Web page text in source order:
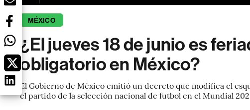
MÉXICO
¿El jueves 18 de junio es
obligatorio en México?
El Gobierno de México emitió un decreto que modifica el
el partido de la selección nacional de futbol en el Mundial